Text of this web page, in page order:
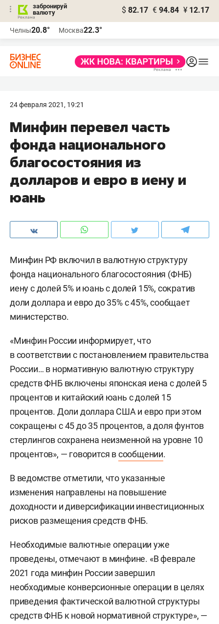
забронируй
валюту
$ 82.17 € 94.84 ¥ 12.17
Челны20.8° Москва22.3°
24 февраля 2021, 19:21
Минфин перевел часть
фонда национального
благосостояния из
долларов и евро в иену и
юань
Минфин РФ включил в валютную структуру
фонда национального благосостояния (ФНБ)
иену с долей 5% и юань с долей 15%, сократив
доли доллара и евро до 35% с 45%, сообщает
министерство.
«Минфин России информирует, что
в соответствии с постановлением правительства
России… в нормативную валютную структуру
средств ФНБ включены японская иена с долей 5
процентов и китайский юань с долей 15
процентов. Доли доллара США и евро при этом
сокращены с 45 до 35 процентов, а доля фунтов
стерлингов сохранена неизменной на уровне 10
процентов», — говорится всообщении.
В ведомстве отметили, что указанные
изменения направлены на повышение
доходности и диверсификации инвестиционных
рисков размещения средств ФНБ.
Необходимые валютные операции уже
проведены, отмечают в минфине. «В феврале
2021 года минфин России завершил
необходимые конверсионные операции в целях
приведения фактической валютной структуры
средств ФНБ к новой нормативной структуре», —